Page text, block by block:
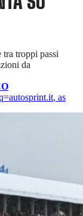
troppi passi
da
, as